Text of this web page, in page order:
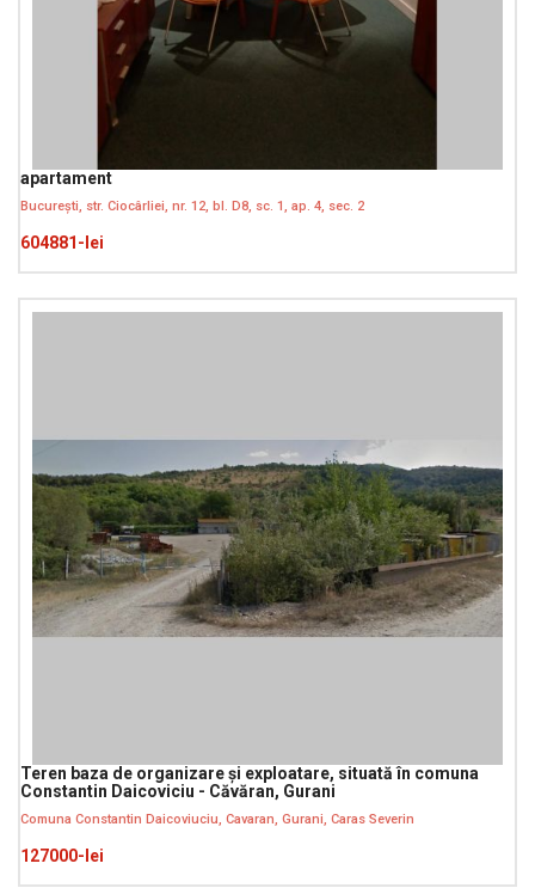
apartament
București, str. Ciocârliei, nr. 12, bl. D8, sc. 1, ap. 4, sec. 2
604881-lei
Teren baza de organizare și exploatare, situată în comuna
Constantin Daicoviciu - Căvăran, Gurani
Comuna Constantin Daicoviuciu, Cavaran, Gurani, Caras Severin
127000-lei